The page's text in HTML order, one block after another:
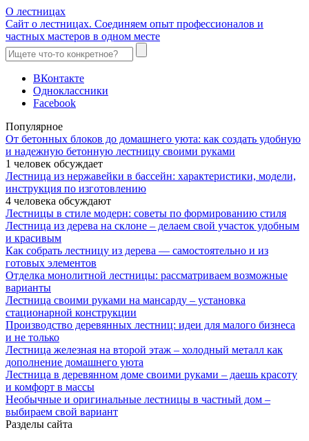
О лестницах
Сайт о лестницах. Соединяем опыт профессионалов и
частных мастеров в одном месте
ВКонтакте
Одноклассники
Facebook
Популярное
От бетонных блоков до домашнего уюта: как создать удобную
и надежную бетонную лестницу своими руками
1 человек обсуждает
Лестница из нержавейки в бассейн: характеристики, модели,
инструкция по изготовлению
4 человека обсуждают
Лестницы в стиле модерн: советы по формированию стиля
Лестница из дерева на склоне – делаем свой участок удобным
и красивым
Как собрать лестницу из дерева — самостоятельно и из
готовых элементов
Отделка монолитной лестницы: рассматриваем возможные
варианты
Лестница своими руками на мансарду – установка
стационарной конструкции
Производство деревянных лестниц: идеи для малого бизнеса
и не только
Лестница железная на второй этаж – холодный металл как
дополнение домашнего уюта
Лестница в деревянном доме своими руками – даешь красоту
и комфорт в массы
Необычные и оригинальные лестницы в частный дом –
выбираем свой вариант
Разделы сайта